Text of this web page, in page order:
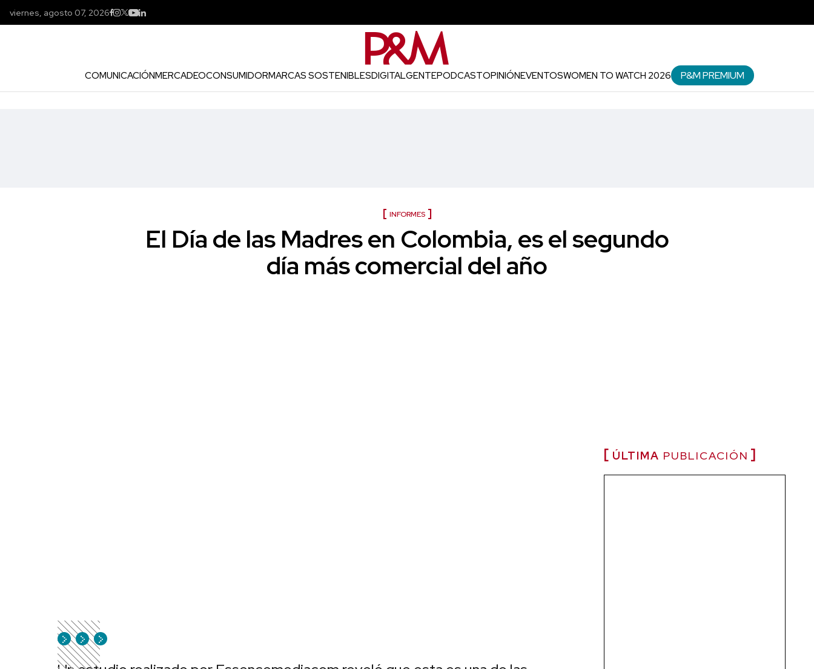
viernes, agosto 07, 2026
COMUNICACIÓNMERCADEOCONSUMIDORMARCAS SOSTENIBLESDIGITALGENTEPODCASTOPINIÓNEVENTOSWOMEN TO WATCH 2026 P&M PREMIUM
INFORMES
El Día de las Madres en Colombia, es el segundo
día más comercial del año
ÚLTIMA PUBLICACIÓN